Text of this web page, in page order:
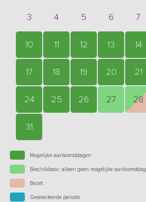
3 4 5 6 7
10 11 12 13 14
17 18 19 20 21
24 25 26 27 28
31
Mogelijke aankomstdagen
Beschikbaar, alleen geen mogelijke aankomstdag
Bezet
Geselecteerde periode